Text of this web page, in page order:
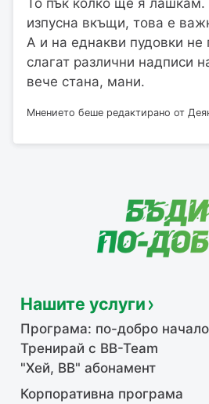
изпусна вкъщи, това е
А и на еднакви пудовки
слагат различни надписи
вече стана, мани.
Мнението беше редактирано от
Нашите услуги
Програма: по-добро начало
Тренирай с BB-Team
"Хей, ВВ" абонамент
Корпоративна програма